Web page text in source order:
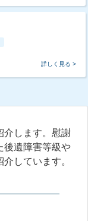
詳しく見る >
介します。慰謝
後遺障害等級や
しています。